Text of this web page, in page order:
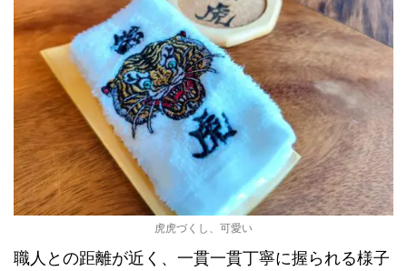
虎虎づくし、可愛い
職人との距離が近く、一貫一貫丁寧に握られる様子